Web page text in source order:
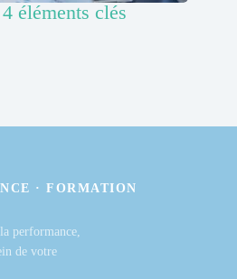
éléments clés
· FORMATION
performance,
de votre